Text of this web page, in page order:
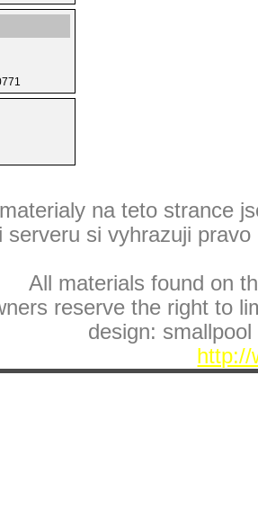
na teto strance
serveru si vyhrazuji
All materials found on
reserve the right to
design:
http://